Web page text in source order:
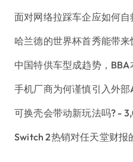
面对网络拉踩车企应如何自
哈兰德的世界杯首秀能带来
中国特供车型成趋势，
手机厂商为何谨慎引入外部
可换壳会带动新玩法吗? -
Switch 2热销对任天堂财报